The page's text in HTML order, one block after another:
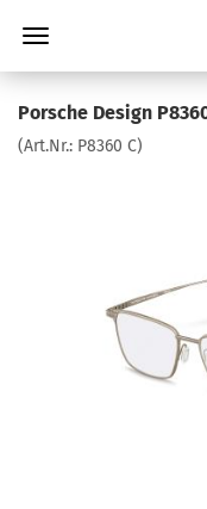
Porsche Design
(Art.Nr.: P8360 C)